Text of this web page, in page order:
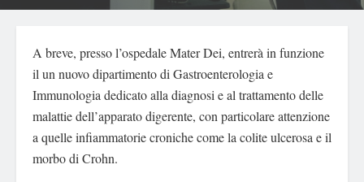
A breve, presso l’ospedale Mater Dei, entrerà in funzione
il un nuovo dipartimento di Gastroenterologia e
Immunologia dedicato alla diagnosi e al trattamento delle
malattie dell’apparato digerente, con particolare attenzione
a quelle infiammatorie croniche come la colite ulcerosa e il
morbo di Crohn.